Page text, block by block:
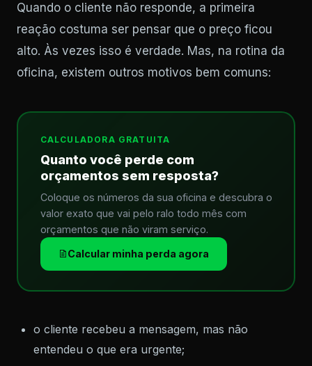
Quando o cliente não responde, a primeira
reação costuma ser pensar que o preço ficou
alto. Às vezes isso é verdade. Mas, na rotina da
oficina, existem outros motivos bem comuns:
CALCULADORA GRATUITA
Quanto você perde com
orçamentos sem resposta?
Coloque os números da sua oficina e descubra o
valor exato que vai pelo ralo todo mês com
orçamentos que não viram serviço.
Calcular minha perda agora
o cliente recebeu a mensagem, mas não
entendeu o que era urgente;